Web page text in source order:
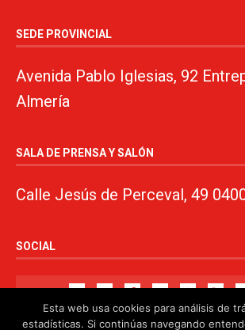
SEDE PROVINCIAL
Avenida Pablo Iglesias, 92
Almería
SALA DE PRENSA Y SALÓN
Calle Jesús de Perceval, 49
SOCIAL
Esta web usa cookies para análisis de
estadísticas. Si continúas navegando